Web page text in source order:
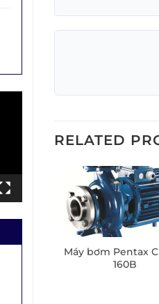
RELATED
Máy bơm Pentax
160B